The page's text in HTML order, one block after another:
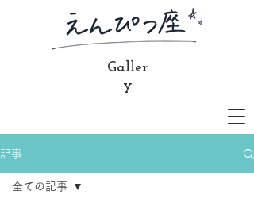
Galler
y
記事
全ての記事